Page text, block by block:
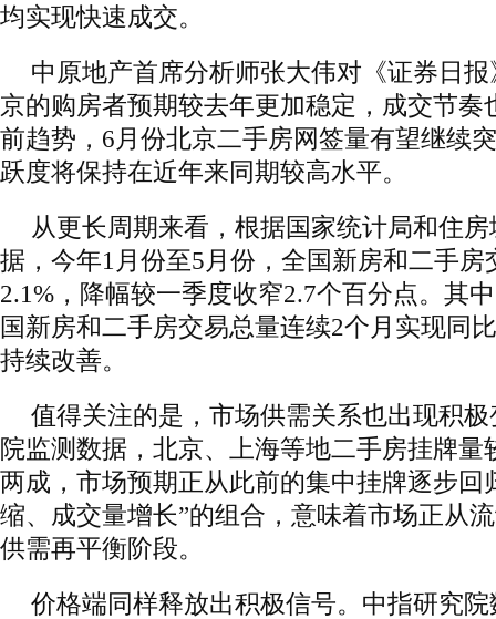
均实现快速成交。
中原地产首席分析师张大伟对《证券日
京的购房者预期较去年更加稳定，成交节奏
前趋势，6月份北京二手房网签量有望继续
跃度将保持在近年来同期较高水平。
从更长周期来看，根据国家统计局和住
据，今年1月份至5月份，全国新房和二手房
2.1%，降幅较一季度收窄2.7个百分点。其
国新房和二手房交易总量连续2个月实现同
持续改善。
值得关注的是，市场供需关系也出现积
院监测数据，北京、上海等地二手房挂牌量
两成，市场预期正从此前的集中挂牌逐步回
缩、成交量增长”的组合，意味着市场正从
供需再平衡阶段。
价格端同样释放出积极信号。中指研究